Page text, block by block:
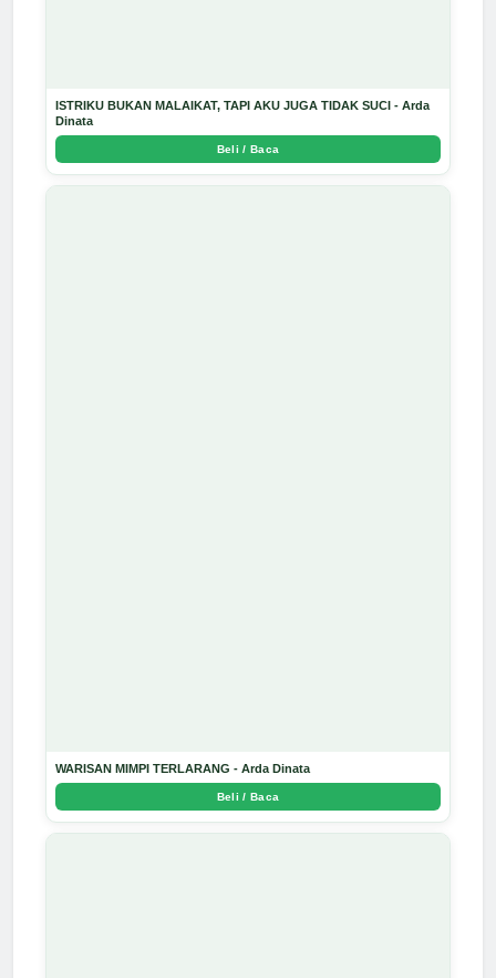
ISTRIKU BUKAN MALAIKAT, TAPI AKU JUGA TIDAK SUCI - Arda
Dinata
Beli / Baca
WARISAN MIMPI TERLARANG - Arda Dinata
Beli / Baca